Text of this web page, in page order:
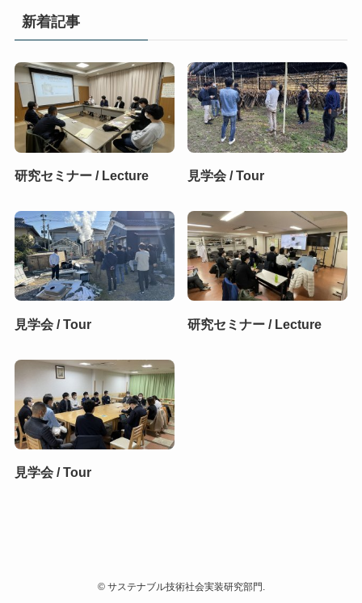
新着記事
研究セミナー / Lecture 見学会 / Tour
見学会 / Tour 研究セミナー / Lecture
見学会 / Tour
©サステナブル技術社会実装研究部門.